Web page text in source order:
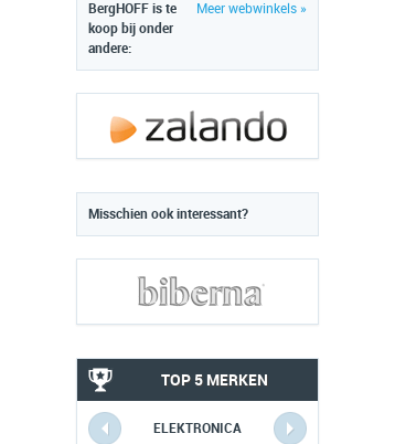
Meer webwinkels »
BergHOFF is te
koop bij onder
andere:
Misschien ook interessant?
TOP 5 MERKEN
ELEKTRONICA